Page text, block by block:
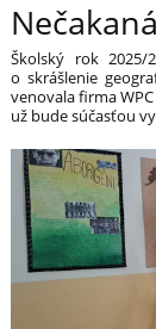
Školský rok
o skrášlenie
venovala firma
už bude súčasťou